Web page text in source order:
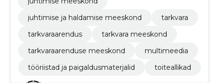
juhtimise ja haldamise meeskond
tarkvara
tarkvaraarendus
tarkvara meeskond
tarkvaraarenduse meeskond
multimeedia
tööriistad ja paigaldusmaterjalid
toiteallikad